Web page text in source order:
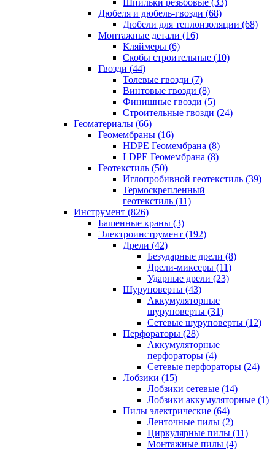
Шпильки резьбовые (33)
Дюбеля и дюбель-гвозди (68)
Дюбели для теплоизоляции (68)
Монтажные детали (16)
Кляймеры (6)
Скобы строительные (10)
Гвозди (44)
Толевые гвозди (7)
Винтовые гвозди (8)
Финишные гвозди (5)
Строительные гвозди (24)
Геоматериалы (66)
Геомембраны (16)
HDPE Геомембрана (8)
LDPE Геомембрана (8)
Геотекстиль (50)
Иглопробивной геотекстиль (39)
Термоскрепленный
геотекстиль (11)
Инструмент (826)
Башенные краны (3)
Электроинструмент (192)
Дрели (42)
Безударные дрели (8)
Дрели-миксеры (11)
Ударные дрели (23)
Шуруповерты (43)
Аккумуляторные
шуруповерты (31)
Сетевые шуруповерты (12)
Перфораторы (28)
Аккумуляторные
перфораторы (4)
Сетевые перфораторы (24)
Лобзики (15)
Лобзики сетевые (14)
Лобзики аккумуляторные (1)
Пилы электрические (64)
Ленточные пилы (2)
Циркулярные пилы (11)
Монтажные пилы (4)